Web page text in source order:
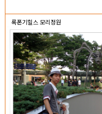
록폰기힐스 모리정원